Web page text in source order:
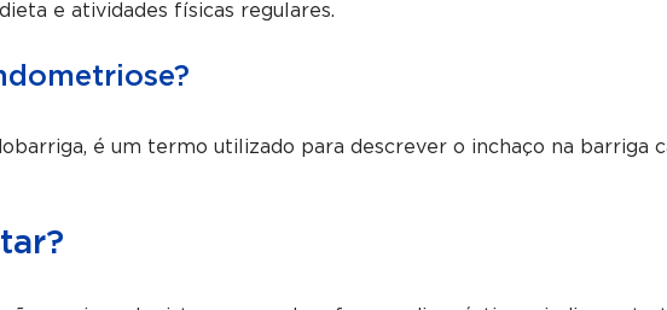
e atividades físicas regulares.
é um termo utilizado para descrever o inchaço na barriga